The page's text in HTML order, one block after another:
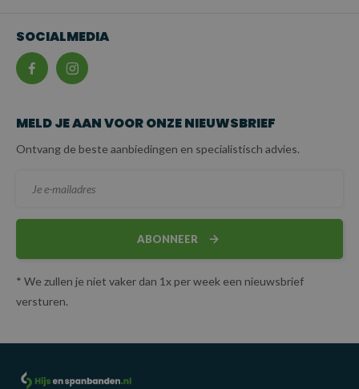
SOCIALMEDIA
MELD JE AAN VOOR ONZE NIEUWSBRIEF
Ontvang de beste aanbiedingen en specialistisch advies.
ABONNEER
* We zullen je niet vaker dan 1x per week een nieuwsbrief
versturen.